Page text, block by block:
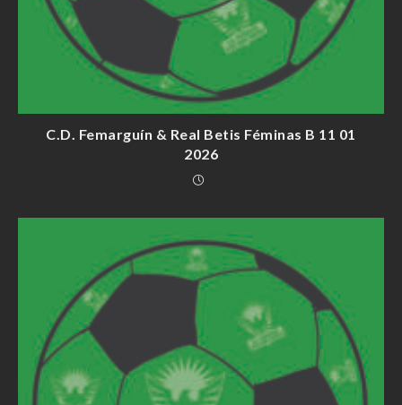
C.D. Femarguín & Real Betis Féminas B 11 01
2026